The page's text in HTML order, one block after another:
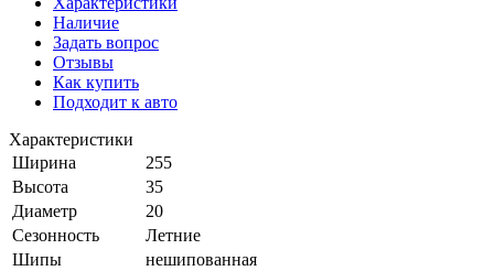
Наличие
Задать вопрос
Отзывы
Как купить
Подходит к авто
Характеристики
Ширина
255
Высота
35
Диаметр
20
Сезонность
Летние
Шипы
нешипованная